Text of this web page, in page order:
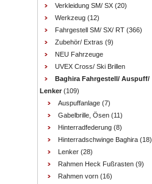
Verkleidung SM/ SX (20)
Werkzeug (12)
Fahrgestell SM/ SX/ RT (366)
Zubehör/ Extras (9)
NEU Fahrzeuge
UVEX Cross/ Ski Brillen
Baghira Fahrgestell/ Auspuff/
Lenker (109)
Auspuffanlage (7)
Gabelbrille, Ösen (11)
Hinterradfederung (8)
Hinterradschwinge Baghira (18)
Lenker (28)
Rahmen Heck Fußrasten (9)
Rahmen vorn (16)